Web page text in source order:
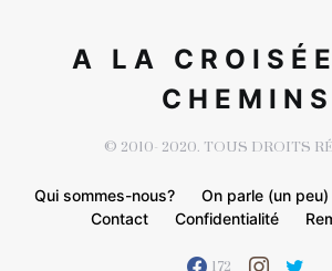
A LA
CHEMINS
© 2010- 2020. TOUS DROITS
Qui sommes-nous? On parle (un
Contact
Confidentialité
172